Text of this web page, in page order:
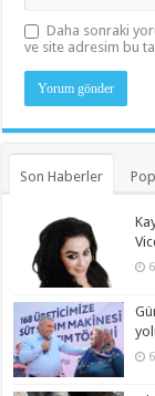
Daha sonraki
ve site adresim bu
Son Haberler